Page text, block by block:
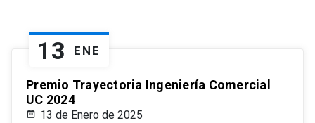
13 ENE
Premio Trayectoria Ingeniería Comercial
UC 2024
13 de Enero de 2025